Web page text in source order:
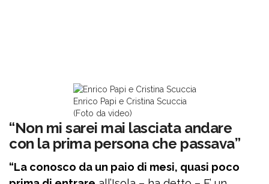
Enrico Papi e Cristina Scuccia
(Foto da video)
“Non mi sarei mai lasciata andare
con la prima persona che passava”
“La conosco da un paio di mesi, quasi poco